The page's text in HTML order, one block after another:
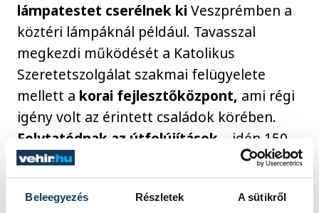
Beleegyezés Részletek A sütikről
lámpatestet cserélnek kiVeszprémben a
köztéri lámpáknál például. Tavasszal
megkezdi működését a Katolikus
Szeretetszolgálat szakmai felügyelete
mellett a korai fejlesztőközpont, ami régi
igény volt az érintett családok körében.
Folytatódnak az útfelújítások – idén 150
milliót költenek erre – és az
örökségeit sem hagyják figyelmen kívül,
többek közt a Gyárkertbe is terveznek